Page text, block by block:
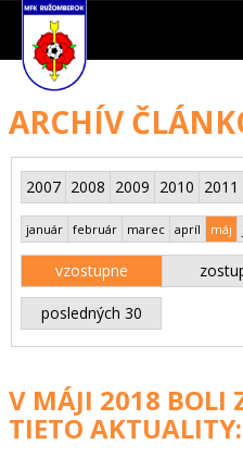
ARCHÍV
2007 2008 2009 2010 2011
január február marec apríl máj
vzostupne
posledných 30
V MÁJI 2018 BOLI
TIETO AKTUALITY: